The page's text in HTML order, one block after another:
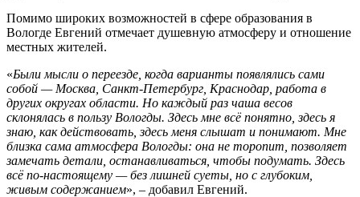
Помимо широких возможностей в сфере образования в
Вологде Евгений отмечает душевную атмосферу и отношение
местных жителей.
«Были мысли о переезде, когда варианты появлялись сами
собой — Москва, Санкт-Петербург, Краснодар, работа в
других округах области. Но каждый раз чаша весов
склонялась в пользу Вологды. Здесь мне всё понятно, здесь я
знаю, как действовать, здесь меня слышат и понимают. Мне
близка сама атмосфера Вологды: она не торопит, позволяет
замечать детали, останавливаться, чтобы подумать. Здесь
всё по-настоящему — без лишней суеты, но с глубоким,
живым содержанием», – добавил Евгений.